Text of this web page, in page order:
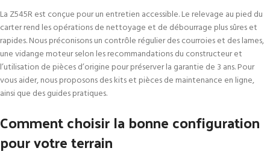
La Z545R est conçue pour un entretien accessible. Le relevage au pied du
carter rend les opérations de nettoyage et de débourrage plus sûres et
rapides. Nous préconisons un contrôle régulier des courroies et des lames,
une vidange moteur selon les recommandations du constructeur et
l’utilisation de pièces d’origine pour préserver la garantie de 3 ans. Pour
vous aider, nous proposons des kits et pièces de maintenance en ligne,
ainsi que des guides pratiques.
Comment choisir la bonne configuration
pour votre terrain